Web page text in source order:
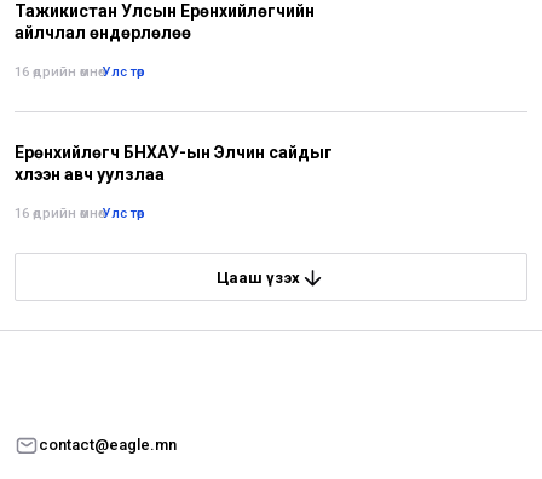
Тажикистан Улсын Ерөнхийлөгчийн
айлчлал өндөрлөлөө
16 өдрийн өмнө•Улс төр
Ерөнхийлөгч БНХАУ-ын Элчин сайдыг
хүлээн авч уулзлаа
16 өдрийн өмнө•Улс төр
Цааш үзэх
contact@eagle.mn